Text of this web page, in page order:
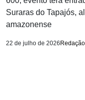
Suraras do Tapajós,
amazonense
22 de julho de 2026 Redação